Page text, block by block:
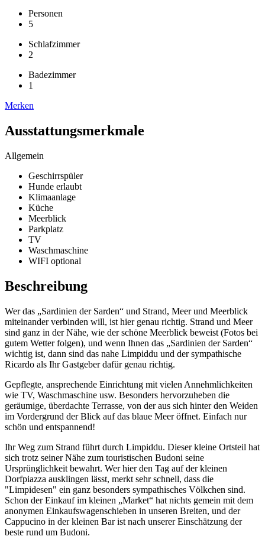
Personen
5
Schlafzimmer
2
Badezimmer
1
Merken
Ausstattungsmerkmale
Allgemein
Geschirrspüler
Hunde erlaubt
Klimaanlage
Küche
Meerblick
Parkplatz
TV
Waschmaschine
WIFI optional
Beschreibung
Wer das „Sardinien der Sarden“ und Strand, Meer und Meerblick
miteinander verbinden will, ist hier genau richtig. Strand und Meer
sind ganz in der Nähe, wie der schöne Meerblick beweist (Fotos bei
gutem Wetter folgen), und wenn Ihnen das „Sardinien der Sarden“
wichtig ist, dann sind das nahe Limpiddu und der sympathische
Ricardo als Ihr Gastgeber dafür genau richtig.
Gepflegte, ansprechende Einrichtung mit vielen Annehmlichkeiten
wie TV, Waschmaschine usw. Besonders hervorzuheben die
geräumige, überdachte Terrasse, von der aus sich hinter den Weiden
im Vordergrund der Blick auf das blaue Meer öffnet. Einfach nur
schön und entspannend!
Ihr Weg zum Strand führt durch Limpiddu. Dieser kleine Ortsteil hat
sich trotz seiner Nähe zum touristischen Budoni seine
Ursprünglichkeit bewahrt. Wer hier den Tag auf der kleinen
Dorfpiazza ausklingen lässt, merkt sehr schnell, dass die
"Limpidesen" ein ganz besonders sympathisches Völkchen sind.
Schon der Einkauf im kleinen „Market“ hat nichts gemein mit dem
anonymen Einkaufswagenschieben in unseren Breiten, und der
Cappucino in der kleinen Bar ist nach unserer Einschätzung der
beste rund um Budoni.